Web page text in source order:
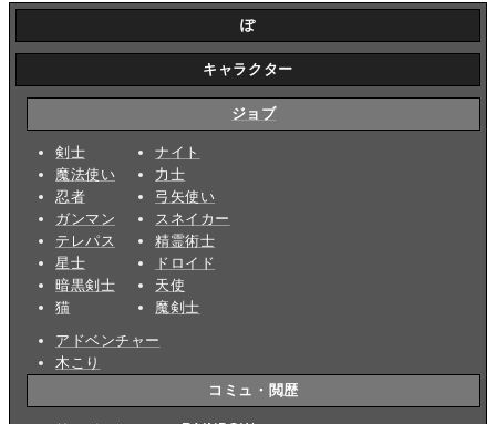
ぽ
キャラクター
ジョブ
剣士
魔法使い
忍者
ガンマン
テレパス
星士
暗黒剣士
猫
ナイト
力士
弓矢使い
スネイカー
精霊術士
ドロイド
天使
魔剣士
アドベンチャー
木こり
コミュ・閲歴